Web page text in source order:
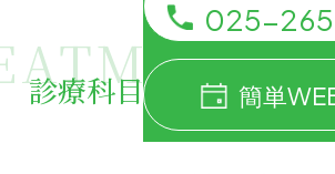
025-
簡単
診療科目